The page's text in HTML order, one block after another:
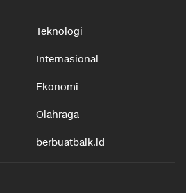
Teknologi
Internasional
Ekonomi
Olahraga
berbuatbaik.id